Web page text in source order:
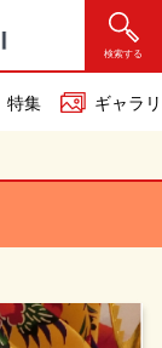
検索する
特集 ギャラ